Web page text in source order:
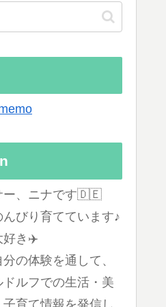
ー、ニナです🇩🇪
びり育てています♪
好き✈️
の体験を通して、
ドルフでの生活・美
育て情報を発信し